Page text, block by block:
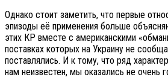
Однако стоит заметить, что первые
эпизоды её применения больше
этих КР вместе с американскими
поставках которых на Украину не
поставлялись. И к тому, что ряд
нам неизвестен, мы оказались не очень